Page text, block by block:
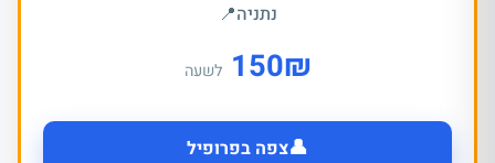
נתניה📍
₪
150 לשעה
👤צפה בפרופיל